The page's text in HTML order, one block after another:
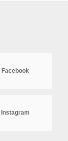
Facebook
Instagram